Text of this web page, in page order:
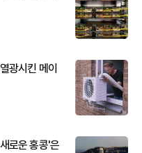
광시킨 메이
로운 홍콩'은